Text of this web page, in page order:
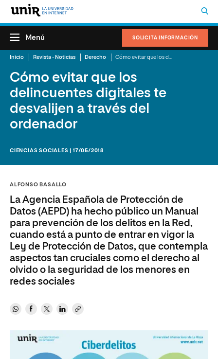
SOLICITA INFORMACIÓN
Menú
Inicio Revista - Noticias Derecho
Cómo evitar que los
delincuentes digitales te
desvalijen a través del
ordenador
CIENCIAS SOCIALES | 17/05/2018
ALFONSO BASALLO
La Agencia Española de Protección de
Datos (AEPD) ha hecho público un Manual
para prevención de los delitos en la Red,
cuando está a punto de entrar en vigor la
Ley de Protección de Datos, que contempla
aspectos tan cruciales como el derecho al
olvido o la seguridad de los menores en
redes sociales